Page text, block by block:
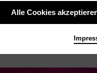
Alle Cookies
Dramaturgin und
Theater Freiburg.